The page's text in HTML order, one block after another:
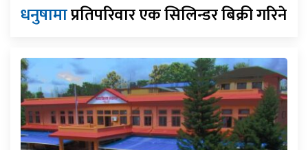
धनुषामाप्रतिपरिवार एक सिलिन्डर बिक्री गरिने